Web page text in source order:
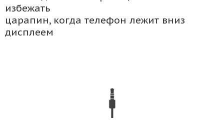
избежать
царапин, когда телефон лежит вниз
дисплеем